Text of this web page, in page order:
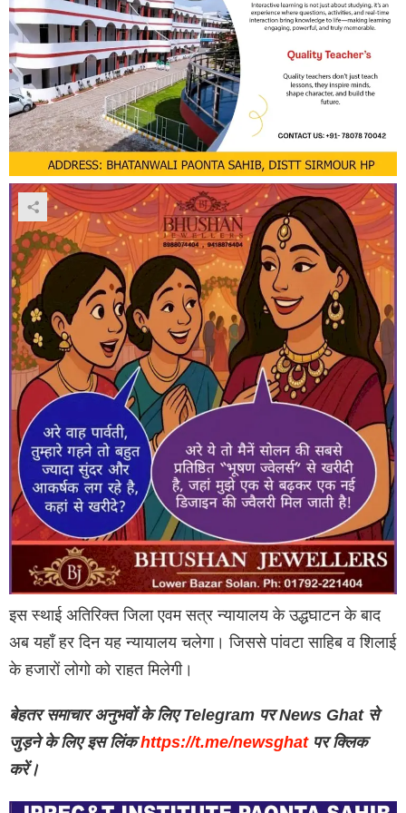
इस स्थाई अतिरिक्त जिला एवम सत्र न्यायालय के उद्धघाटन के बाद
अब यहाँ हर दिन यह न्यायालय चलेगा। जिससे पांवटा साहिब व शिलाई
के हजारों लोगो को राहत मिलेगी।
बेहतर समाचार अनुभवों के लिए Telegram पर News Ghat से
जुड़ने के लिए इस लिंकhttps://t.me/newsghatपर क्लिक
करें।